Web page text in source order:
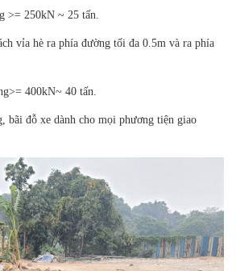
>= 250kN ~ 25 tấn.
vỉa hè ra phía đường tối đa 0.5m và ra phía
400kN~ 40 tấn.
bãi đỗ xe dành cho mọi phương tiện giao